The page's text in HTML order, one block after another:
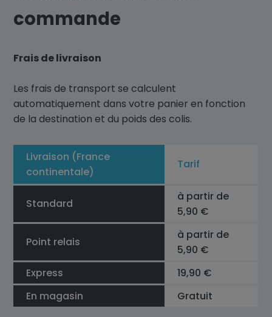
commande
Frais de livraison
Les frais de transport se calculent
automatiquement dans votre panier en fonction
de la destination et du poids des colis.
Livraison (France
continentale)
Tarif
Standard
à partir de
5,90 €
Point relais
à partir de
5,90 €
Express
19,90 €
En magasin
Gratuit